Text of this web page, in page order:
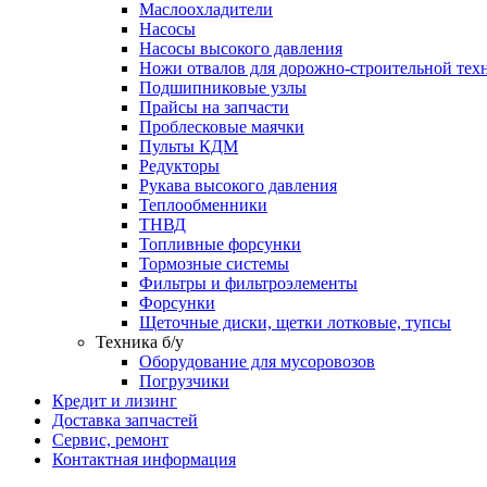
Маслоохладители
Насосы
Насосы высокого давления
Ножи отвалов для дорожно-строительной
Подшипниковые узлы
Прайсы на запчасти
Проблесковые маячки
Пульты КДМ
Редукторы
Рукава высокого давления
Теплообменники
ТНВД
Топливные форсунки
Тормозные системы
Фильтры и фильтроэлементы
Форсунки
Щеточные диски, щетки лотковые, тупсы
Техника б/у
Оборудование для мусоровозов
Погрузчики
Кредит и лизинг
Доставка запчастей
Сервис, ремонт
Контактная информация